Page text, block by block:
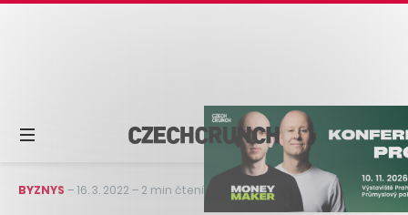
BYZNYS –16. 3. 2022 – 2 min čtení